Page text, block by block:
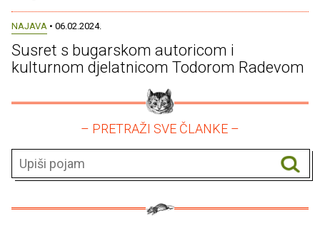
NAJAVA • 06.02.2024.
Susret s bugarskom autoricom i
kulturnom djelatnicom Todorom Radevom
– PRETRAŽI SVE ČLANKE –